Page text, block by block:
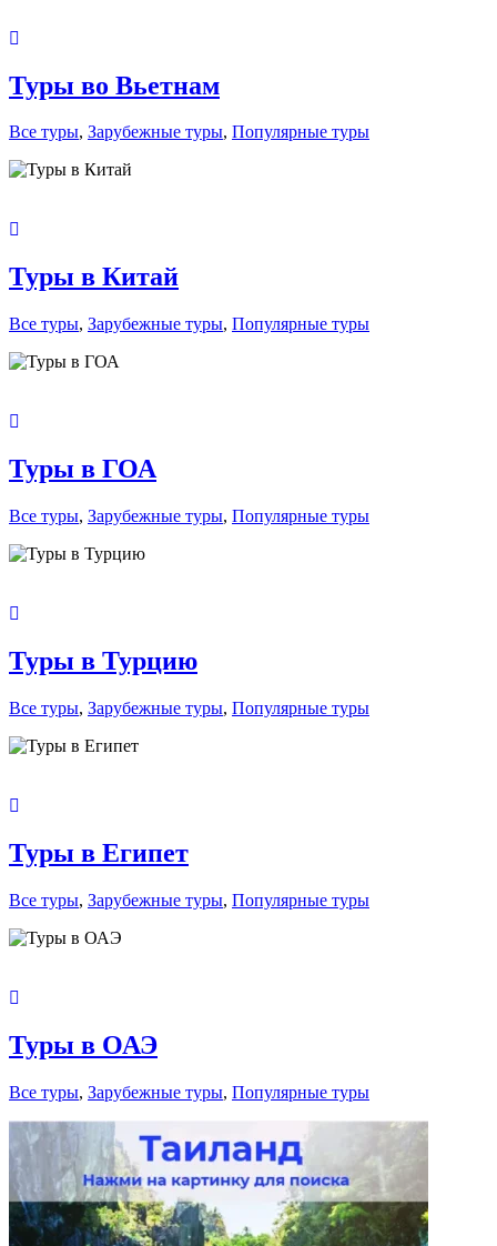
Туры во Вьетнам
Все туры, Зарубежные туры, Популярные туры
Туры в Китай
Все туры, Зарубежные туры, Популярные туры
Туры в ГОА
Все туры, Зарубежные туры, Популярные туры
Туры в Турцию
Все туры, Зарубежные туры, Популярные туры
Туры в Египет
Все туры, Зарубежные туры, Популярные туры
Туры в ОАЭ
Все туры, Зарубежные туры, Популярные туры